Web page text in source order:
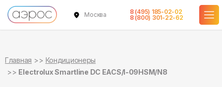
Москва
8 (495) 185-02-02
8 (800) 301-22-62
Главная
Кондиционеры
Electrolux Smartline DC EACS/I-09HSM/N8
в наличии
в наличии